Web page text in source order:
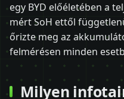
egy BYD előéletében a
mért SoH ettől
őrizte meg az
felmérésen minden
Milyen